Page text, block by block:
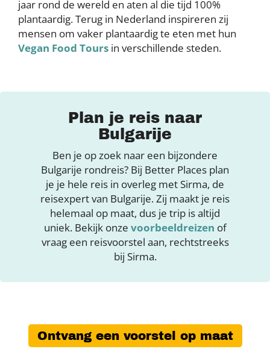
jaar rond de wereld en aten al die tijd 100%
plantaardig. Terug in Nederland inspireren zij
mensen om vaker plantaardig te eten met hun
Vegan Food Tours in verschillende steden.
Plan je reis naar
Bulgarije
Ben je op zoek naar een bijzondere
Bulgarije rondreis? Bij Better Places plan
je je hele reis in overleg met Sirma, de
reisexpert van Bulgarije. Zij maakt je reis
helemaal op maat, dus je trip is altijd
uniek. Bekijk onze voorbeeldreizen of
vraag een reisvoorstel aan, rechtstreeks
bij Sirma.
Ontvang een voorstel op maat